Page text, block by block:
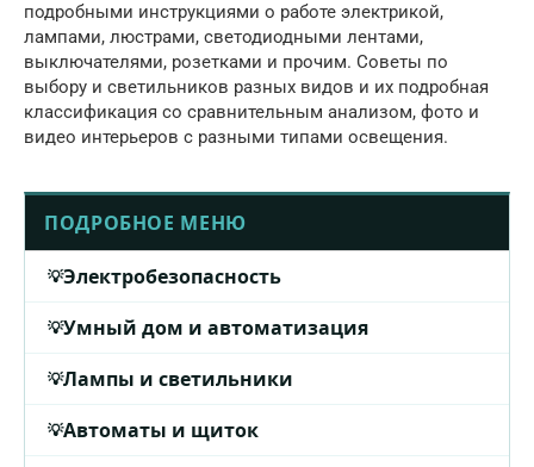
подробными инструкциями о работе электрикой,
лампами, люстрами, светодиодными лентами,
выключателями, розетками и прочим. Советы по
выбору и светильников разных видов и их подробная
классификация со сравнительным анализом, фото и
видео интерьеров с разными типами освещения.
ПОДРОБНОЕ МЕНЮ
Электробезопасность
Умный дом и автоматизация
Лампы и светильники
Автоматы и щиток